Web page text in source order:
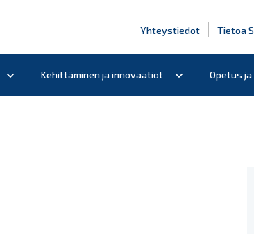
Yhteystiedot Tietoa
Kehittäminen ja innovaatiot Opetus